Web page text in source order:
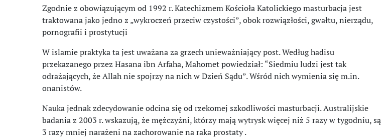
Zgodnie z obowiązującym od 1992 r. Katechizmem Kościoła Katolickiego masturbacja jest
traktowana jako jedno z „wykroczeń przeciw czystości”, obok rozwiązłości, gwałtu, nierządu,
pornografii i prostytucji
W islamie praktyka ta jest uważana za grzech unieważniający post. Według hadisu
przekazanego przez Hasana ibn Arfaha, Mahomet powiedział: “Siedmiu ludzi jest tak
odrażających, że Allah nie spojrzy na nich w Dzień Sądu”. Wśród nich wymienia się m.in.
onanistów.
Nauka jednak zdecydowanie odcina się od rzekomej szkodliwości masturbacji. Australijskie
badania z 2003 r. wskazują, że mężczyźni, którzy mają wytrysk więcej niż 5 razy w tygodniu, są
3 razy mniej narażeni na zachorowanie na raka prostaty .